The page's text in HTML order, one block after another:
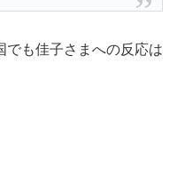
でも佳子さまへの反応は